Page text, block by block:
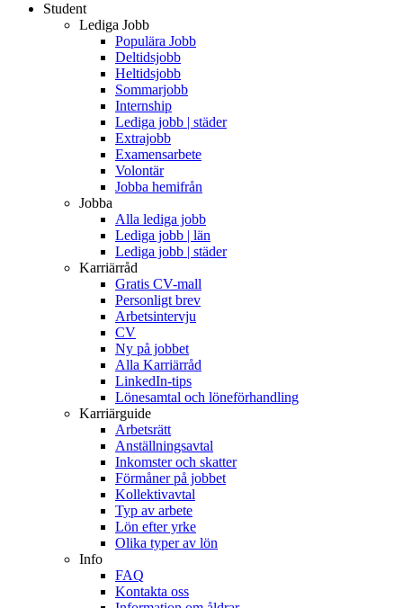
Student
Lediga Jobb
Populära Jobb
Deltidsjobb
Heltidsjobb
Sommarjobb
Internship
Lediga jobb | städer
Extrajobb
Examensarbete
Volontär
Jobba hemifrån
Jobba
Alla lediga jobb
Lediga jobb | län
Lediga jobb | städer
Karriärråd
Gratis CV-mall
Personligt brev
Arbetsintervju
CV
Ny på jobbet
Alla Karriärråd
LinkedIn-tips
Lönesamtal och löneförhandling
Karriärguide
Arbetsrätt
Anställningsavtal
Inkomster och skatter
Förmåner på jobbet
Kollektivavtal
Typ av arbete
Lön efter yrke
Olika typer av lön
Info
FAQ
Kontakta oss